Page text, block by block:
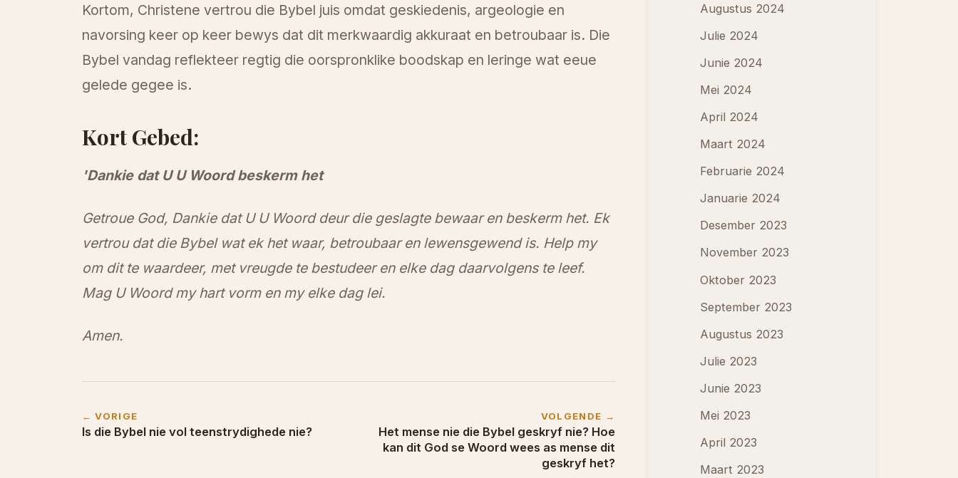
Kortom, Christene vertrou die Bybel juis omdat geskiedenis, argeologie en
navorsing keer op keer bewys dat dit merkwaardig akkuraat en betroubaar is. Die
Bybel vandag reflekteer regtig die oorspronklike boodskap en leringe wat eeue
gelede gegee is.
Kort Gebed:
'Dankie dat U U Woord beskerm het
Getroue God, Dankie dat U U Woord deur die geslagte bewaar en beskerm het. Ek
vertrou dat die Bybel wat ek het waar, betroubaar en lewensgewend is. Help my
om dit te waardeer, met vreugde te bestudeer en elke dag daarvolgens te leef.
Mag U Woord my hart vorm en my elke dag lei.
Amen.
← VORIGE
Is die Bybel nie vol teenstrydighede nie?
VOLGENDE →
Het mense nie die Bybel geskryf nie? Hoe
kan dit God se Woord wees as mense dit
geskryf het?
Augustus 2024
Julie 2024
Junie 2024
Mei 2024
April 2024
Maart 2024
Februarie 2024
Januarie 2024
Desember 2023
November 2023
Oktober 2023
September 2023
Augustus 2023
Julie 2023
Junie 2023
Mei 2023
April 2023
Maart 2023